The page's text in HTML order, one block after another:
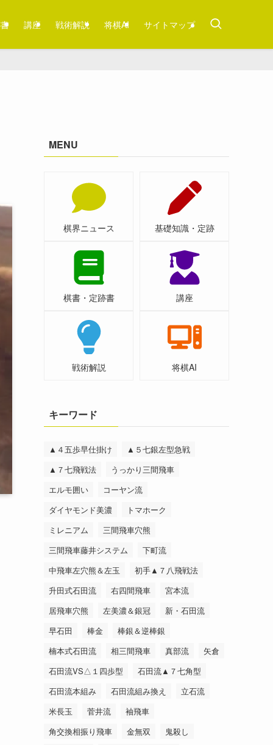
講座 戦術解説 将棋AI サイトマップ
MENU
棋界ニュース 基礎知識・定跡
棋書・定跡書 講座
戦術解説 将棋AI
キーワード
▲４五歩早仕掛け
▲５七銀左型急戦
▲７七飛戦法
うっかり三間飛車
エルモ囲い
コーヤン流
ダイヤモンド美濃
トマホーク
ミレニアム
三間飛車穴熊
三間飛車藤井システム
下町流
中飛車左穴熊＆左玉
初手▲７八飛戦法
升田式石田流
右四間飛車
宮本流
居飛車穴熊
左美濃＆銀冠
新・石田流
早石田
棒金
棒銀＆逆棒銀
楠本式石田流
相三間飛車 真部流
矢倉
石田流VS△１四歩型
石田流▲７七角型
石田流本組み
石田流組み換え
立石流
米長玉
菅井流
袖飛車
角交換相振り飛車
金無双
鬼殺し